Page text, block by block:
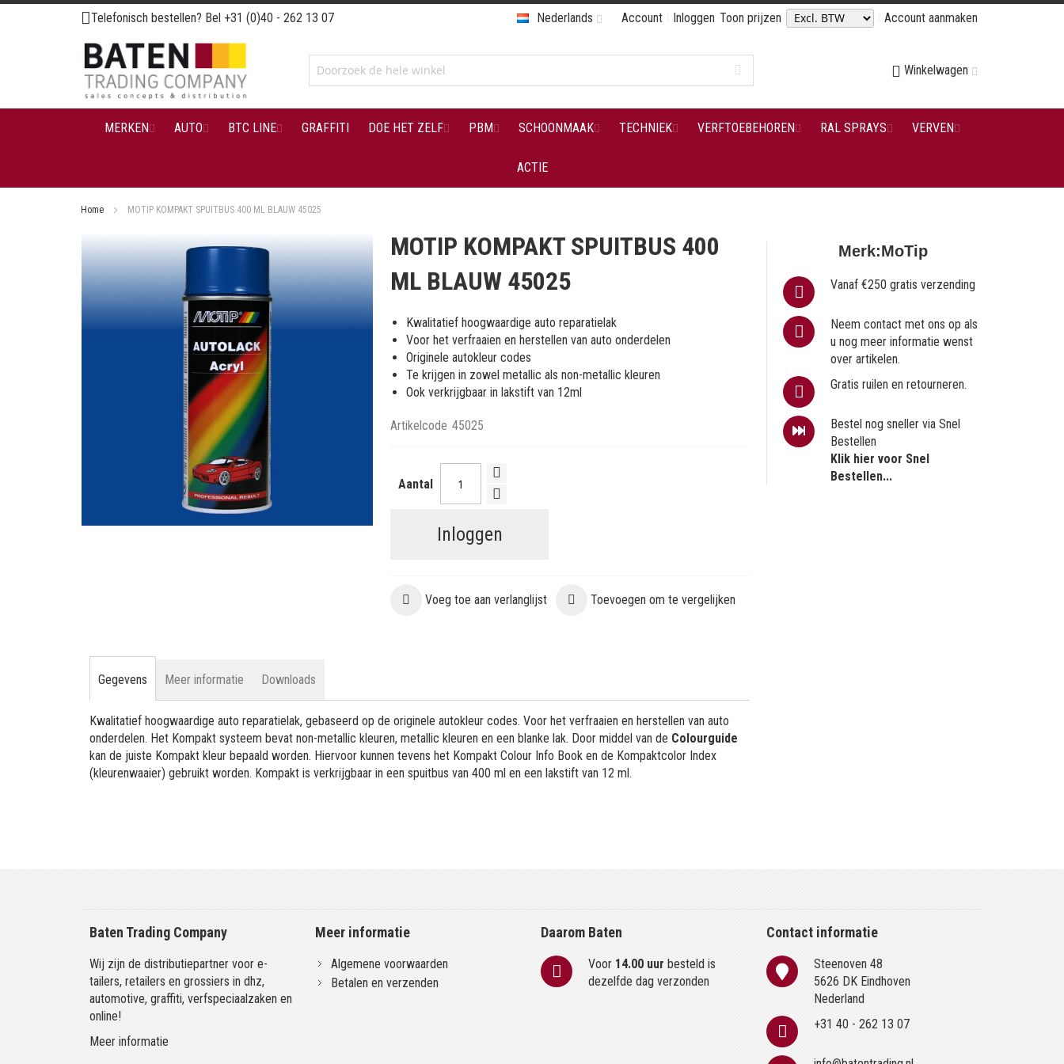
Ga
naar
de
inhoud
Telefonisch bestellen? Bel +31 (0)40 - 262 13 07 Account Inloggen Toon prijzen Account aanmaken
Nederlands
Winkelwagen
MERKEN AUTO BTC LINE GRAFFITI DOE HET ZELF PBM SCHOONMAAK TECHNIEK VERFTOEBEHOREN RAL SPRAYS VERVEN
ACTIE
Home MOTIP KOMPAKT SPUITBUS 400 ML BLAUW 45025
Ga
naar
het
van
de
gallerij
MOTIP KOMPAKT SPUITBUS 400
ML BLAUW 45025
Kwalitatief hoogwaardige auto reparatielak
Voor het verfraaien en herstellen van auto onderdelen
Originele autokleur codes
Te krijgen in zowel metallic als non-metallic kleuren
Ook verkrijgbaar in lakstift van 12ml
Artikelcode 45025
Aantal
Inloggen
Voeg toe aan verlanglijst Toevoegen om te vergelijken
Merk:MoTip
Vanaf €250 gratis verzending
Neem contact met ons op als
u nog meer informatie wenst
over artikelen.
Gratis ruilen en retourneren.
Bestel nog sneller via Snel
Bestellen
Klik hier voor Snel
Bestellen...
Gegevens
Kwalitatief hoogwaardige auto reparatielak, gebaseerd op de originele autokleur codes. Voor het verfraaien en herstellen van auto
onderdelen. Het Kompakt systeem bevat non-metallic kleuren, metallic kleuren en een blanke lak. Door middel van de Colourguide
kan de juiste Kompakt kleur bepaald worden. Hiervoor kunnen tevens het Kompakt Colour Info Book en de Kompaktcolor Index
(kleurenwaaier) gebruikt worden. Kompakt is verkrijgbaar in een spuitbus van 400 ml en een lakstift van 12 ml.
Meer informatie Downloads
Baten Trading Company
Wij zijn de distributiepartner voor e-
tailers, retailers en grossiers in dhz,
automotive, graffiti, verfspeciaalzaken en
online!
Meer informatie
Meer informatie
Algemene voorwaarden
Betalen en verzenden
Daarom Baten
Voor 14.00 uur besteld is
dezelfde dag verzonden
Contact informatie
Steenoven 48
5626 DK Eindhoven
Nederland
+31 40 - 262 13 07